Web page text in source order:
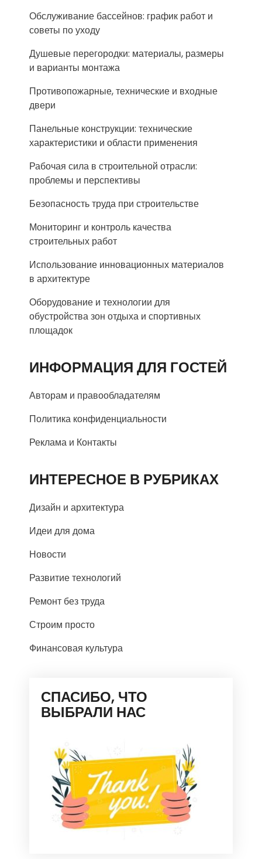
Обслуживание бассейнов: график работ и
советы по уходу
Душевые перегородки: материалы, размеры
и варианты монтажа
Противопожарные, технические и входные
двери
Панельные конструкции: технические
характеристики и области применения
Рабочая сила в строительной отрасли:
проблемы и перспективы
Безопасность труда при строительстве
Мониторинг и контроль качества
строительных работ
Использование инновационных материалов
в архитектуре
Оборудование и технологии для
обустройства зон отдыха и спортивных
площадок
ИНФОРМАЦИЯ ДЛЯ ГОСТЕЙ
Авторам и правообладателям
Политика конфиденциальности
Реклама и Контакты
ИНТЕРЕСНОЕ В РУБРИКАХ
Дизайн и архитектура
Идеи для дома
Новости
Развитие технологий
Ремонт без труда
Строим просто
Финансовая культура
СПАСИБО, ЧТО
ВЫБРАЛИ НАС